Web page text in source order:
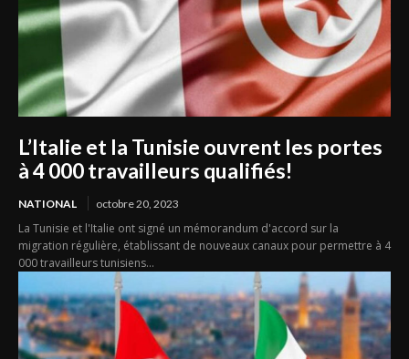
L’Italie et la Tunisie ouvrent les portes
à 4 000 travailleurs qualifiés!
NATIONAL octobre 20, 2023
La Tunisie et l'Italie ont signé un mémorandum d'accord sur la
migration régulière, établissant de nouveaux canaux pour permettre à 4
000 travailleurs tunisiens...